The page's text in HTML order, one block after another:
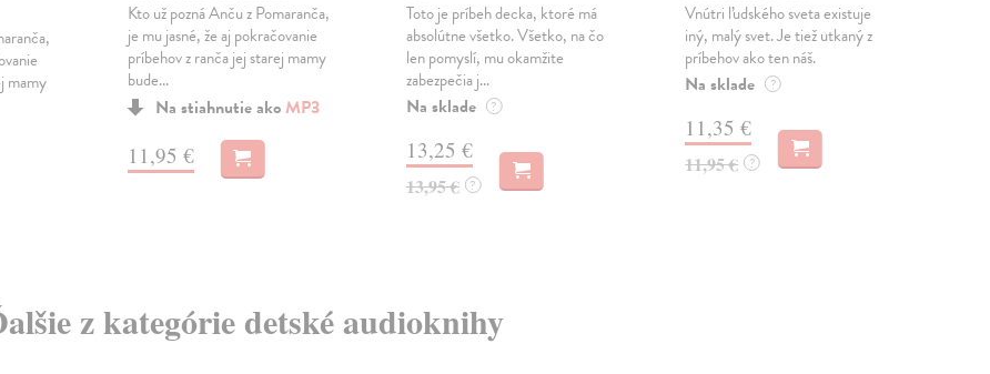
mamy
Kto už pozná Anču z Pomaranča,
je mu jasné, že aj pokračovanie
príbehov z ranča jej starej mamy
bude...
Na stiahnutie ako MP3
11,95 €
Toto je príbeh decka, ktoré má
absolútne všetko. Všetko, na čo
len pomyslí, mu okamžite
zabezpečia j...
Na sklade ?
13,25 €
13,95 € ?
Vnútri ľudského sveta existuje
iný, malý svet. Je tiež utkaný z
príbehov ako ten náš.
Na sklade ?
11,35 €
11,95 € ?
z kategórie detské audioknihy